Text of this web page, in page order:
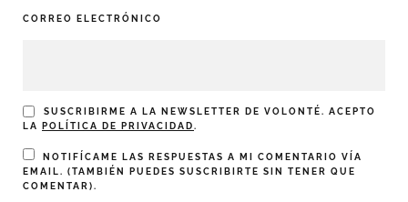
CORREO ELECTRÓNICO
SUSCRIBIRME A LA NEWSLETTER DE VOLONTÉ. ACEPTO
LA
POLÍTICA DE PRIVACIDAD.
NOTIFÍCAME LAS RESPUESTAS A MI COMENTARIO VÍA
EMAIL. (TAMBIÉN PUEDES SUSCRIBIRTE SIN TENER QUE
COMENTAR).